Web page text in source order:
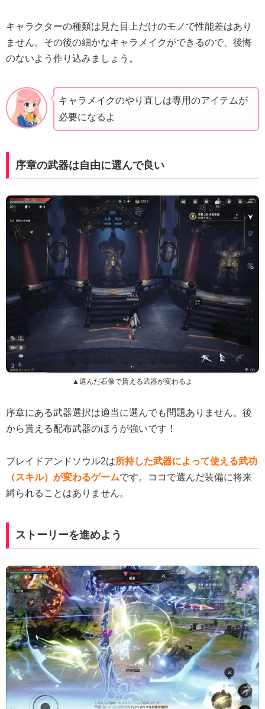
キャラクターの種類は見た目上だけのモノで性能差はあり
ません。その後の細かなキャラメイクができるので、後悔
のないよう作り込みましょう。
キャラメイクのやり直しは専用のアイテムが
必要になるよ
序章の武器は自由に選んで良い
▲選んだ石像で貰える武器が変わるよ
序章にある武器選択は適当に選んでも問題ありません。後
から貰える配布武器のほうが強いです！
ブレイドアンドソウル2は所持した武器によって使える武功
（スキル）が変わるゲームです。ココで選んだ装備に将来
縛られることはありません。
ストーリーを進めよう